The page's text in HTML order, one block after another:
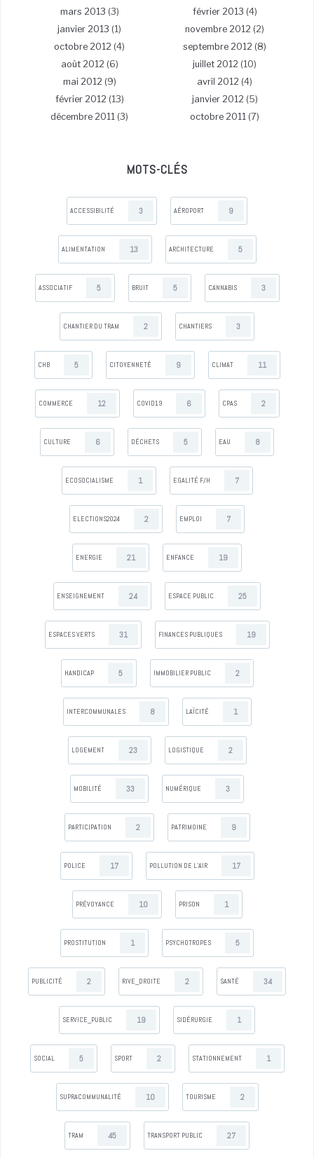
mars 2013 (3) février 2013 (4)
janvier 2013 (1) novembre 2012 (2)
octobre 2012 (4) septembre 2012 (8)
août 2012 (6) juillet 2012 (10)
mai 2012 (9) avril 2012 (4)
février 2012 (13) janvier 2012 (5)
décembre 2011 (3) octobre 2011 (7)
MOTS-CLÉS
ACCESSIBILITÉ 3 AÉROPORT 9
ALIMENTATION 13 ARCHITECTURE 5
ASSOCIATIF 5 BRUIT 5 CANNABIS 3
CHANTIER DU TRAM 2 CHANTIERS 3
CHB 5 CITOYENNETÉ 9 CLIMAT 11
COMMERCE 12 COVID19 6 CPAS 2
CULTURE 6 DÉCHETS 5 EAU 8
ECOSOCIALISME 1 EGALITÉ F/H 7
ELECTIONS2024 2 EMPLOI 7
ENERGIE 21 ENFANCE 19
ENSEIGNEMENT 24 ESPACE PUBLIC 25
ESPACES VERTS 31 FINANCES PUBLIQUES 19
HANDICAP 5 IMMOBILIER PUBLIC 2
INTERCOMMUNALES 8 LAÏCITÉ 1
LOGEMENT 23 LOGISTIQUE 2
MOBILITÉ 33 NUMÉRIQUE 3
PARTICIPATION 2 PATRIMOINE 9
POLICE 17 POLLUTION DE L’AIR 17
PRÉVOYANCE 10 PRISON 1
PROSTITUTION 1 PSYCHOTROPES 5
PUBLICITÉ 2 RIVE_DROITE 2 SANTÉ 34
SERVICE_PUBLIC 19 SIDÉRURGIE 1
SOCIAL 5 SPORT 2 STATIONNEMENT 1
SUPRACOMMUNALITÉ 10 TOURISME 2
TRAM 45 TRANSPORT PUBLIC 27